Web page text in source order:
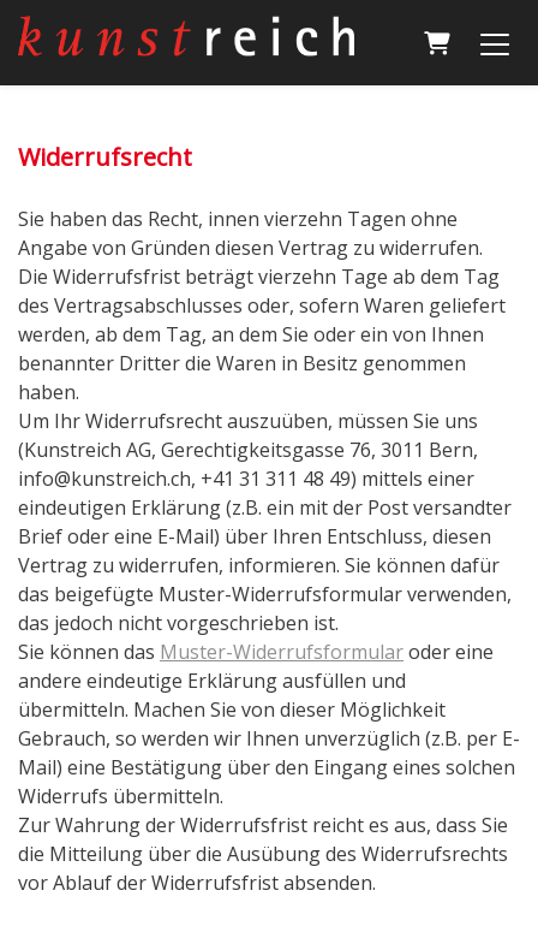
Widerrufsrecht
Sie haben das Recht, innen vierzehn Tagen ohne
Angabe von Gründen diesen Vertrag zu widerrufen.
Die Widerrufsfrist beträgt vierzehn Tage ab dem Tag
des Vertragsabschlusses oder, sofern Waren geliefert
werden, ab dem Tag, an dem Sie oder ein von Ihnen
benannter Dritter die Waren in Besitz genommen
haben.
Um Ihr Widerrufsrecht auszuüben, müssen Sie uns
(Kunstreich AG, Gerechtigkeitsgasse 76, 3011 Bern,
info@kunstreich.ch, +41 31 311 48 49) mittels einer
eindeutigen Erklärung (z.B. ein mit der Post versandter
Brief oder eine E-Mail) über Ihren Entschluss, diesen
Vertrag zu widerrufen, informieren. Sie können dafür
das beigefügte Muster-Widerrufsformular verwenden,
das jedoch nicht vorgeschrieben ist.
Sie können das Muster-Widerrufsformularoder eine
andere eindeutige Erklärung ausfüllen und
übermitteln. Machen Sie von dieser Möglichkeit
Gebrauch, so werden wir Ihnen unverzüglich (z.B. per E-
Mail) eine Bestätigung über den Eingang eines solchen
Widerrufs übermitteln.
Zur Wahrung der Widerrufsfrist reicht es aus, dass Sie
die Mitteilung über die Ausübung des Widerrufsrechts
vor Ablauf der Widerrufsfrist absenden.